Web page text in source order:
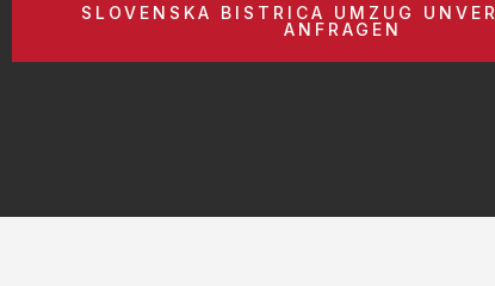
SLOVENSKA BISTRICA UMZUG
ANFRAGEN